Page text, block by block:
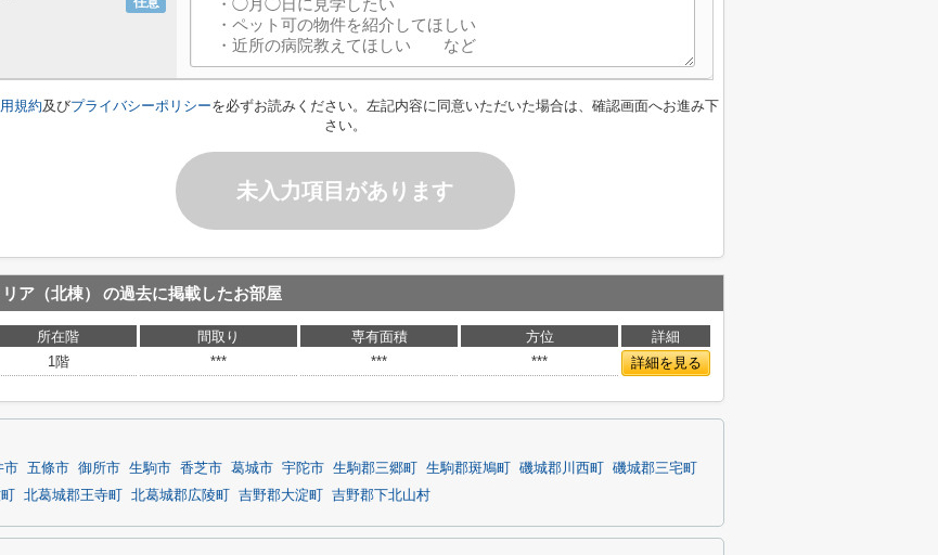
規約及びプライバシーポリシーを必ずお読みください。左記内容に同意いただいた場合は、確認画面へお進み下
さい。
未入力項目があります
ア（北棟） の過去に掲載したお部屋
所在階 間取り 専有面積 方位
詳細
1階
*** *** *** 詳細を見る
市 五條市 御所市 生駒市 香芝市 葛城市 宇陀市 生駒郡三郷町 生駒郡斑鳩町 磯城郡川西町
磯城郡三宅町
北葛城郡王寺町 北葛城郡広陵町 吉野郡大淀町 吉野郡下北山村